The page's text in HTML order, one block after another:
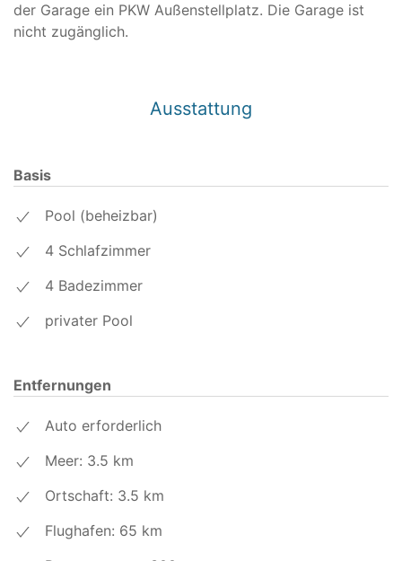
der Garage ein PKW Außenstellplatz. Die Garage ist
nicht zugänglich.
Ausstattung
Basis
Pool (beheizbar)
4 Schlafzimmer
4 Badezimmer
privater Pool
Entfernungen
Auto erforderlich
Meer: 3.5 km
Ortschaft: 3.5 km
Flughafen: 65 km